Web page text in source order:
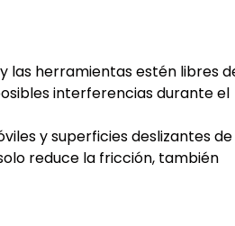
las herramientas estén libres
interferencias durante el
y superficies deslizantes
reduce la fricción, también